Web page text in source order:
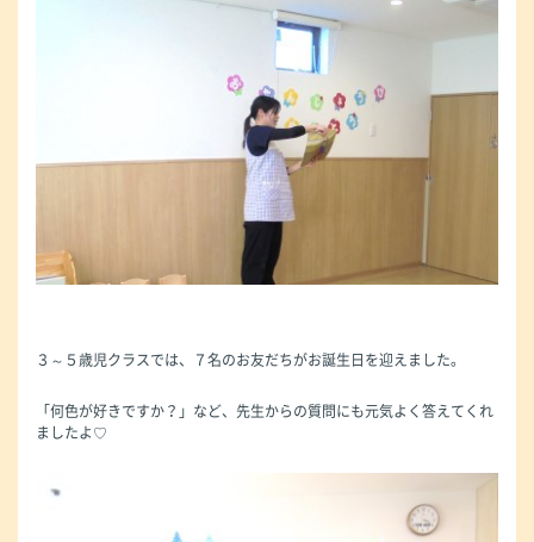
３～５歳児クラスでは、７名のお友だちがお誕生日を迎えました。
「何色が好きですか？」など、先生からの質問にも元気よく答えてくれ
ましたよ♡